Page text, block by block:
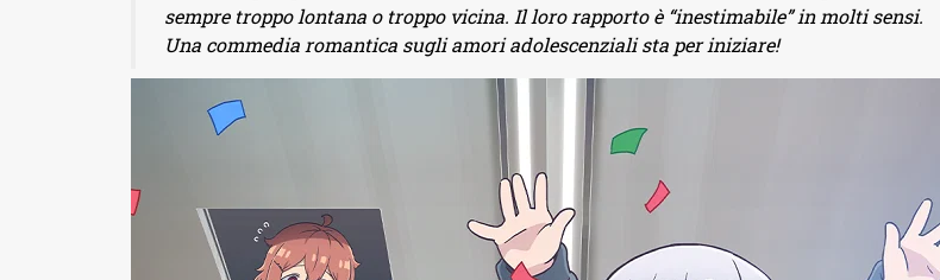
sempre troppo lontana o troppo vicina. Il loro rapporto è “inestimabile” in molti sensi.
Una commedia romantica sugli amori adolescenziali sta per iniziare!